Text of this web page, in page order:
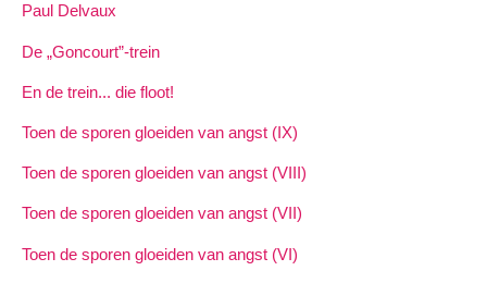
Paul Delvaux
De „Goncourt”-trein
En de trein... die floot!
Toen de sporen gloeiden van angst (IX)
Toen de sporen gloeiden van angst (VIII)
Toen de sporen gloeiden van angst (VII)
Toen de sporen gloeiden van angst (VI)